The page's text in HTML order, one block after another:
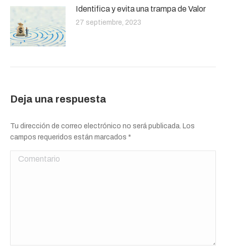
Identifica y evita una trampa de Valor
27 septiembre, 2023
Deja una respuesta
Tu dirección de correo electrónico no será publicada. Los
campos requeridos están marcados *
Comentario